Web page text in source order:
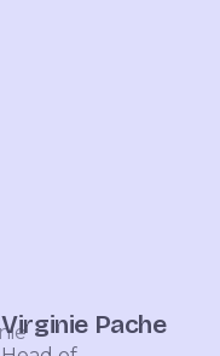
Virginie Pache